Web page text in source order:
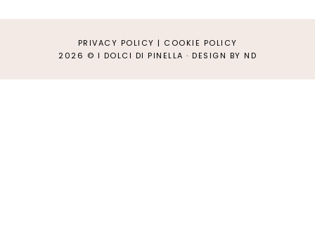
PRIVACY POLICY | COOKIE POLICY
2026 © I DOLCI DI PINELLA · DESIGN BY ND